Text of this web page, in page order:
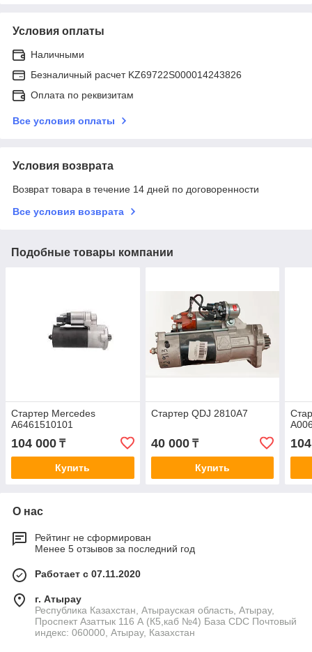
Условия оплаты
Наличными
Безналичный расчет KZ69722S000014243826
Оплата по реквизитам
Все условия оплаты
Условия возврата
Возврат товара в течение 14 дней по договоренности
Все условия возврата
Подобные товары компании
Стартер Mercedes
A6461510101
104 000 ₸
Купить
Стартер QDJ 2810A7
40 000₸
Купить
О нас
Рейтинг не сформирован
Менее 5 отзывов за последний год
Работает с 07.11.2020
г. Атырау
Республика Казахстан, Атырауская область, Атырау,
Проспект Азаттык 116 А (К5,каб №4) База CDC Почтовый
индекс: 060000, Атырау, Казахстан